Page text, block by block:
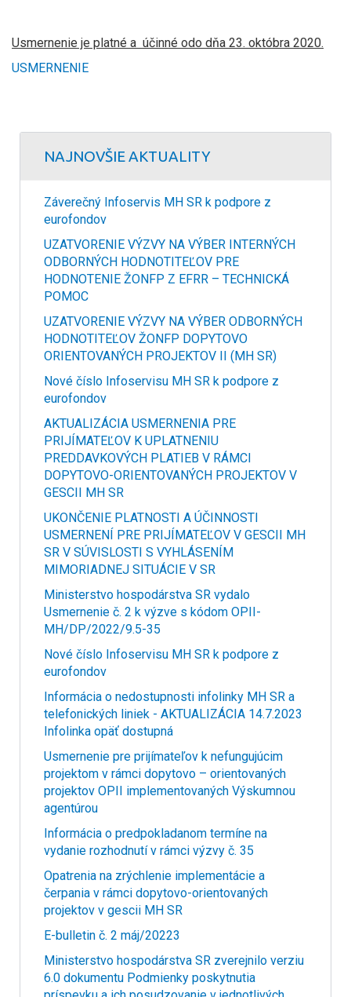
Usmernenie je platné a účinné odo dňa 23. októbra 2020.
USMERNENIE
NAJNOVŠIE AKTUALITY
Záverečný Infoservis MH SR k podpore z
eurofondov
UZATVORENIE VÝZVY NA VÝBER INTERNÝCH
ODBORNÝCH HODNOTITEĽOV PRE
HODNOTENIE ŽONFP Z EFRR – TECHNICKÁ
POMOC
UZATVORENIE VÝZVY NA VÝBER ODBORNÝCH
HODNOTITEĽOV ŽONFP DOPYTOVO
ORIENTOVANÝCH PROJEKTOV II (MH SR)
Nové číslo Infoservisu MH SR k podpore z
eurofondov
AKTUALIZÁCIA USMERNENIA PRE
PRIJÍMATEĽOV K UPLATNENIU
PREDDAVKOVÝCH PLATIEB V RÁMCI
DOPYTOVO-ORIENTOVANÝCH PROJEKTOV V
GESCII MH SR
UKONČENIE PLATNOSTI A ÚČINNOSTI
USMERNENÍ PRE PRIJÍMATEĽOV V GESCII MH
SR V SÚVISLOSTI S VYHLÁSENÍM
MIMORIADNEJ SITUÁCIE V SR
Ministerstvo hospodárstva SR vydalo
Usmernenie č. 2 k výzve s kódom OPII-
MH/DP/2022/9.5-35
Nové číslo Infoservisu MH SR k podpore z
eurofondov
Informácia o nedostupnosti infolinky MH SR a
telefonických liniek - AKTUALIZÁCIA 14.7.2023
Infolinka opäť dostupná
Usmernenie pre prijímateľov k nefungujúcim
projektom v rámci dopytovo – orientovaných
projektov OPII implementovaných Výskumnou
agentúrou
Informácia o predpokladanom termíne na
vydanie rozhodnutí v rámci výzvy č. 35
Opatrenia na zrýchlenie implementácie a
čerpania v rámci dopytovo-orientovaných
projektov v gescii MH SR
E-bulletin č. 2 máj/20223
Ministerstvo hospodárstva SR zverejnilo verziu
6.0 dokumentu Podmienky poskytnutia